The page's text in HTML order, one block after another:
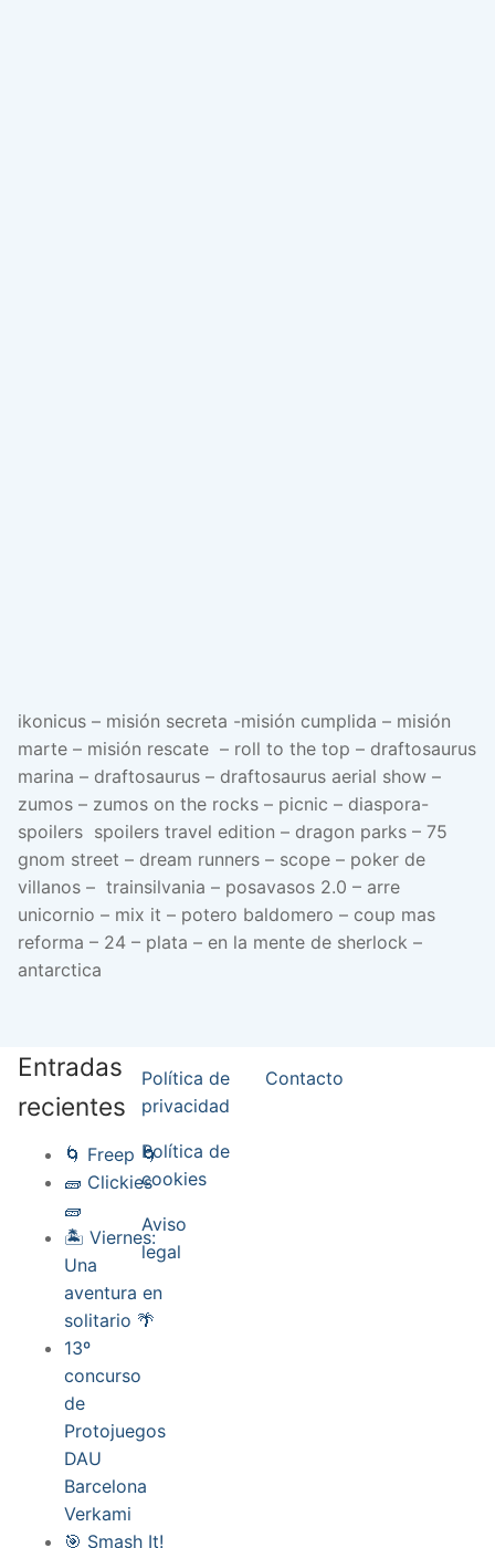
ikonicus – misión secreta -misión cumplida – misión
marte – misión rescate – roll to the top – draftosaurus
marina – draftosaurus – draftosaurus aerial show –
zumos – zumos on the rocks – picnic – diaspora-
spoilers spoilers travel edition – dragon parks – 75
gnom street – dream runners – scope – poker de
villanos – trainsilvania – posavasos 2.0 – arre
unicornio – mix it – potero baldomero – coup mas
reforma – 24 – plata – en la mente de sherlock –
antarctica
Entradas
recientes
🌀 Freep 🌀
🧱 Clickies
🧱
🏝️ Viernes:
Una
aventura en
solitario 🌴
13º
concurso
de
Protojuegos
DAU
Barcelona
Verkami
🎯 Smash It!
Política de
privacidad
Política de
cookies
Aviso
legal
Contacto